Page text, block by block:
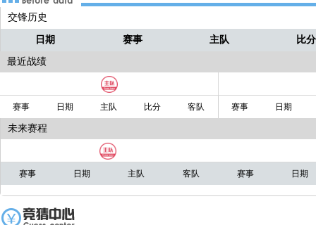
交锋历史
日期 赛事 主队 比分
最近战绩
赛事 日期 主队 比分 客队 赛事 日期
未来赛程
赛事 日期 主队 客队 赛事 日期